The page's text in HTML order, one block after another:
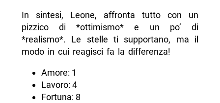
In sintesi, Leone, affronta tutto con un
pizzico di *ottimismo* e un po’ di
*realismo*. Le stelle ti supportano, ma il
modo in cui reagisci fa la differenza!
Amore: 1
Lavoro: 4
Fortuna: 8